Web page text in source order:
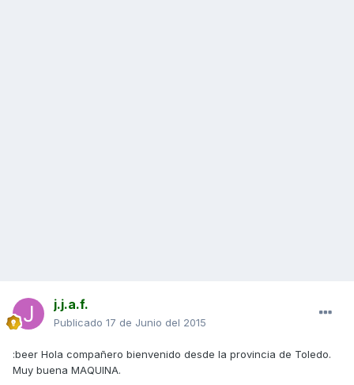
j.j.a.f.
Publicado 17 de Junio del 2015
:beer Hola compañero bienvenido desde la provincia de Toledo.
Muy buena MAQUINA.